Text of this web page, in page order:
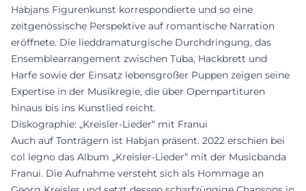
Habjans Figurenkunst korrespondierte und so eine
zeitgenössische Perspektive auf romantische Narration
eröffnete. Die lieddramaturgische Durchdringung, das
Ensemblearrangement zwischen Tuba, Hackbrett und
Harfe sowie der Einsatz lebensgroßer Puppen zeigen seine
Expertise in der Musikregie, die über Opernpartituren
hinaus bis ins Kunstlied reicht.
Diskographie: „Kreisler-Lieder“ mit Franui
Auch auf Tonträgern ist Habjan präsent. 2022 erschien bei
col legno das Album „Kreisler-Lieder“ mit der Musicbanda
Franui. Die Aufnahme versteht sich als Hommage an